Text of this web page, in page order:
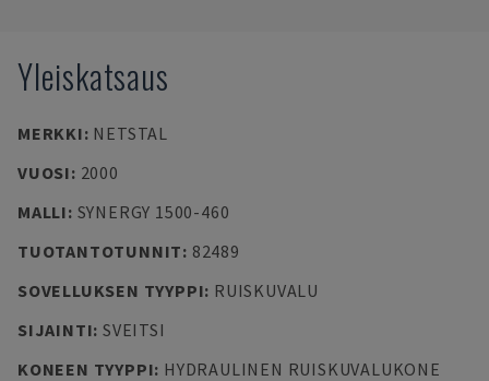
Yleiskatsaus
MERKKI: NETSTAL
VUOSI: 2000
MALLI: SYNERGY 1500-460
TUOTANTOTUNNIT: 82489
SOVELLUKSEN TYYPPI: RUISKUVALU
SIJAINTI: SVEITSI
KONEEN TYYPPI: HYDRAULINEN RUISKUVALUKONE